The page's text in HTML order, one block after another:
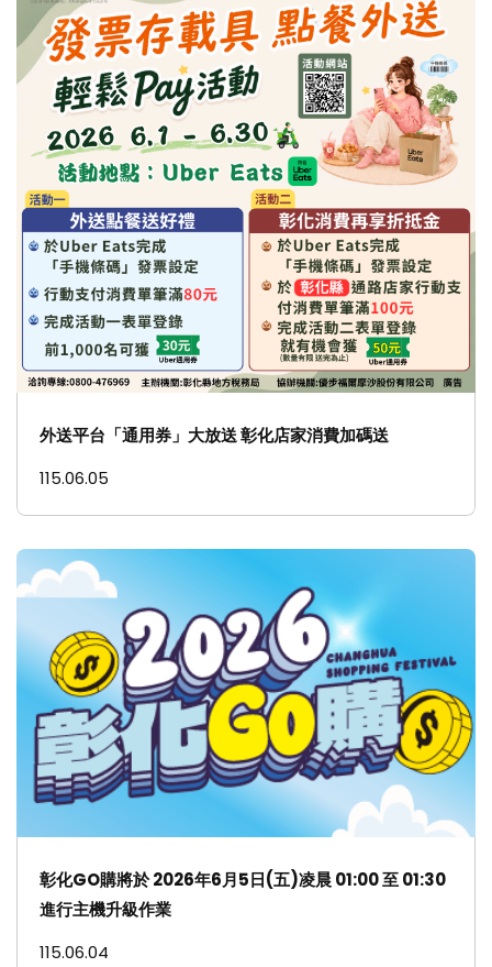
外送平台「通用券」大放送 彰化店家消費加碼送
115.06.05
彰化GO購將於 2026年6月5日(五)凌晨 01:00 至 01:30
進行主機升級作業
115.06.04